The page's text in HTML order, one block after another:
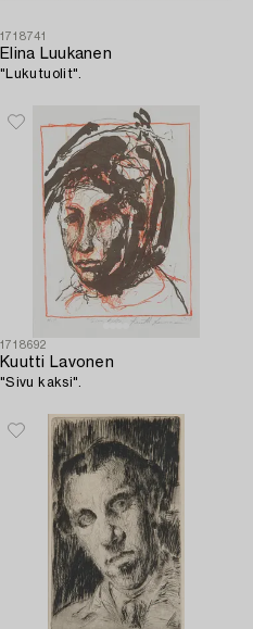
1718741
Elina Luukanen
"Lukutuolit".
1718692
Kuutti Lavonen
"Sivu kaksi".